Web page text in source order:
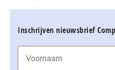
Inschrijven nieuwsbrief